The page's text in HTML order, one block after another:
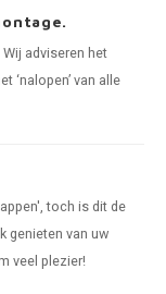
adviseren het
‘nalopen’ van alle
toch is dit de
genieten van uw
veel plezier!